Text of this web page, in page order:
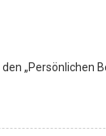
„Persönlichen